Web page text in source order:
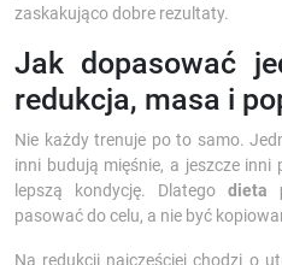
zaskakująco dobre rezultaty.
Jak dopasować
redukcja, masa i
Nie każdy trenuje po to samo.
inni budują mięśnie, a jeszcze inni
lepszą kondycję. Dlatego dieta
pasować do celu, a nie być
Na redukcji najczęściej chodzi o